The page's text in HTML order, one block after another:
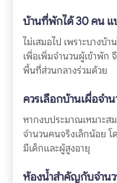
บ้านที่พักได้ 30 คน แ
ไม่เสมอไป เพราะบางบ้
เพื่อเพิ่มจำนวนผู้เข้าพัก
พื้นที่ส่วนกลางร่วมด้วย
ควรเลือกบ้านเผื่อจำ
หากงบประมาณเหมาะส
จำนวนคนจริงเล็กน้อย
มีเด็กและผู้สูงอายุ
ห้องน้ำสำคัญกับจำน